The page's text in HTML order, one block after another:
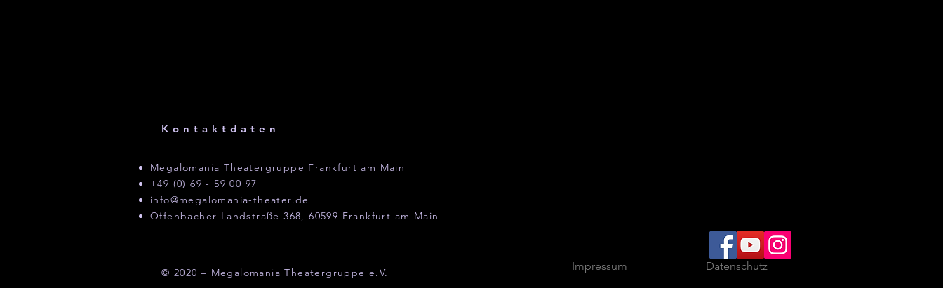
Kontaktdaten
Megalomania Theatergruppe Frankfurt am Main
+49 (0) 69 - 59 00 97
info@megalomania-theater.de
Offenbacher Landstraße 368, 60599 Frankfurt am Main
© 2020 – Megalomania Theatergruppe e.V. Impressum Datenschutz